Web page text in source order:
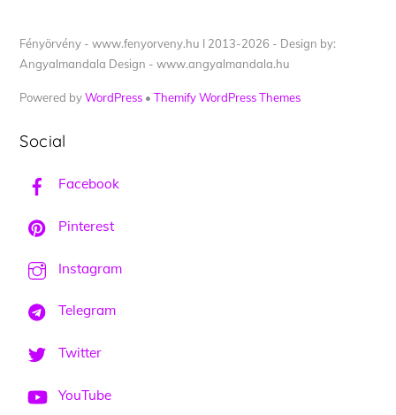
Fényörvény - www.fenyorveny.hu I 2013-2026 - Design by:
Angyalmandala Design - www.angyalmandala.hu
Powered byWordPress •Themify WordPress Themes
Social
Facebook
Pinterest
Instagram
Telegram
Twitter
YouTube